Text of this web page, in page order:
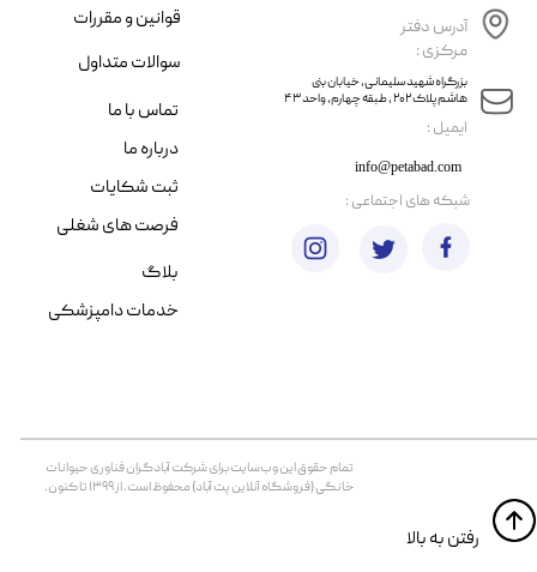
​ایمیل :
آدرس دفتر
مرکزی :
info@petabad.com
​​بزرگراه شهید سلیمانی، خیابان بنی
هاشم پلاک ۲۰۲ ، طبقه چهارم، واحد ۴۳
تمام حقوق اين وب‌سايت برای شرکت آبادگران فناوری حیوانات
خانگی (فروشگاه آنلاین پت آباد) محفوظ است. از ۱۳۹۹ تا کنون.
​​رفتن به بالا
قوانین و مقررات
سوالات متداول
تماس با ما
درباره ما
ثبت شکایات
فرصت های شغلی
​شبکه های اجتماعی :
بلاگ
خدمات دامپزشکی